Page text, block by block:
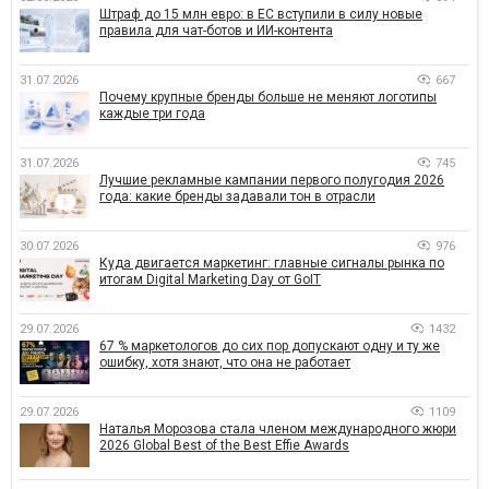
Штраф до 15 млн евро: в ЕС вступили в силу новые
правила для чат-ботов и ИИ-контента
31.07.2026 667
Почему крупные бренды больше не меняют логотипы
каждые три года
31.07.2026 745
Лучшие рекламные кампании первого полугодия 2026
года: какие бренды задавали тон в отрасли
30.07.2026 976
Куда двигается маркетинг: главные сигналы рынка по
итогам Digital Marketing Day от GoIT
29.07.2026 1432
67 % маркетологов до сих пор допускают одну и ту же
ошибку, хотя знают, что она не работает
29.07.2026 1109
Наталья Морозова стала членом международного жюри
2026 Global Best of the Best Effie Awards